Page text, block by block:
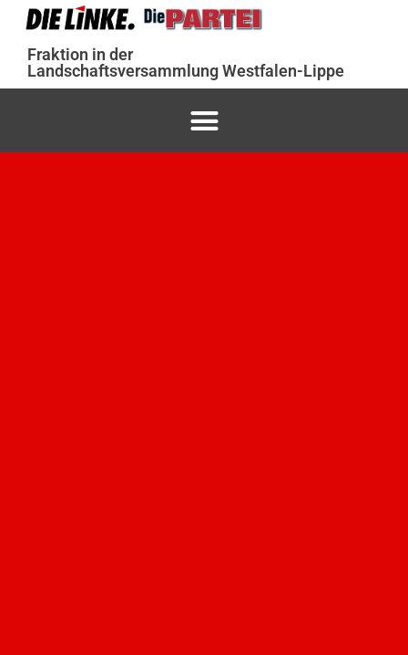
Fraktion in der
Landschaftsversammlung Westfalen-Lippe